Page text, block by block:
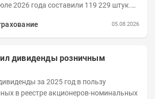
2026 года составили 119 229 штук.
05.08.2026
дивиденды розничным
за 2025 год в пользу
в реестре акционеров-номинальных